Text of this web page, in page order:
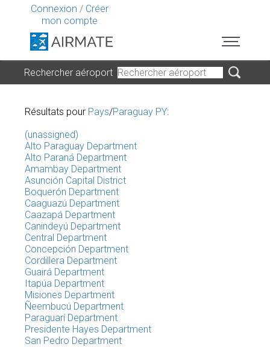
Connexion / Créer
mon compte
Rechercher aéroport
Résultats pour Pays/Paraguay PY:
(unassigned)
Alto Paraguay Department
Alto Paraná Department
Amambay Department
Asunción Capital District
Boquerón Department
Caaguazú Department
Caazapá Department
Canindeyú Department
Central Department
Concepción Department
Cordillera Department
Guairá Department
Itapúa Department
Misiones Department
Ñeembucú Department
Paraguarí Department
Presidente Hayes Department
San Pedro Department